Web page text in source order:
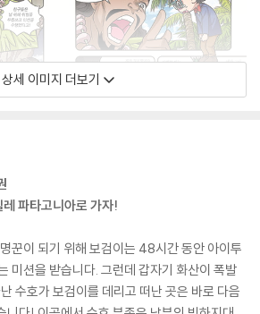
상세 이미지 더보기
파타고니아로 가자!
꾼이 되기 위해 보검이는 48시간 동안 아이투
미션을 받습니다. 그런데 갑자기 화산이 폭발
수호가 보검이를 데리고 떠난 곳은 바로 다음